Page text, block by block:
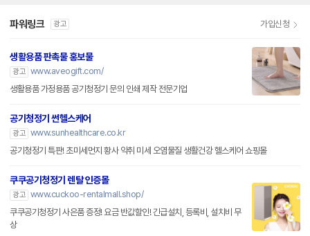
파워링크 광고 가입신청
생활용품 판촉물 홍보물
광고 www.aveogift.com/
생활용품 가정용품 공기청정기 문의 인쇄 제작 전문기업
공기청정기 썬헬스케어
광고 www.sunhealthcare.co.kr
공기청정기 특판! 초미세먼지 황사 악취 미세 오염물질 생활건강 헬스케어 쇼핑몰
쿠쿠공기청정기 렌탈 인증몰
광고 www.cuckoo-rentalmall.shop/
쿠쿠공기청정기 사은품 증정! 요금 반값할인! 긴급설치, 등록비, 설치비 무
상